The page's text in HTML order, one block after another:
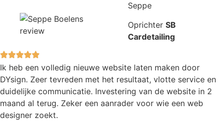
Seppe
Oprichter SB
Cardetailing
Ik heb een volledig nieuwe website laten maken door
DYsign. Zeer tevreden met het resultaat, vlotte service en
duidelijke communicatie. Investering van de website in 2
maand al terug. Zeker een aanrader voor wie een web
designer zoekt.